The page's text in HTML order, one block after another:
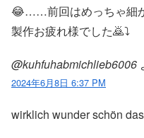
😂……前回はめっちゃ細
製作お疲れ様でした🙇⤵︎
@kuhfuhabmichlieb6006
2024年6月8日 6:37 PM
wirklich wunder schön